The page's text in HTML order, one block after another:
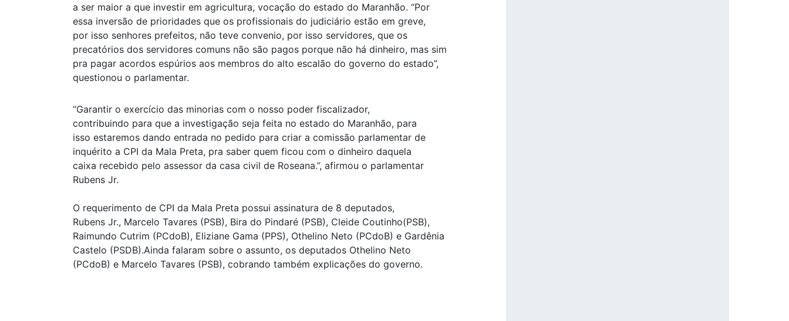
a ser maior a que investir em agricultura, vocação do estado do Maranhão. “Por
essa inversão de prioridades que os profissionais do judiciário estão em greve,
por isso senhores prefeitos, não teve convenio, por isso servidores, que os
precatórios dos servidores comuns não são pagos porque não há dinheiro, mas sim
pra pagar acordos espúrios aos membros do alto escalão do governo do estado”,
questionou o parlamentar.
“Garantir o exercício das minorias com o nosso poder fiscalizador,
contribuindo para que a investigação seja feita no estado do Maranhão, para
isso estaremos dando entrada no pedido para criar a comissão parlamentar de
inquérito a CPI da Mala Preta, pra saber quem ficou com o dinheiro daquela
caixa recebido pelo assessor da casa civil de Roseana.”, afirmou o parlamentar
Rubens Jr.
O requerimento de CPI da Mala Preta possui assinatura de 8 deputados,
Rubens Jr., Marcelo Tavares (PSB), Bira do Pindaré (PSB), Cleide Coutinho(PSB),
Raimundo Cutrim (PCdoB), Eliziane Gama (PPS), Othelino Neto (PCdoB) e Gardênia
Castelo (PSDB).Ainda falaram sobre o assunto, os deputados Othelino Neto
(PCdoB) e Marcelo Tavares (PSB), cobrando também explicações do governo.